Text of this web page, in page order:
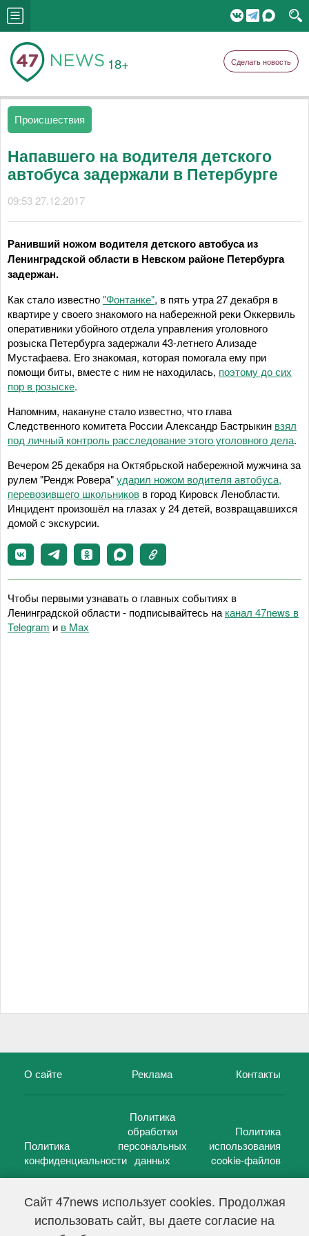
Сайт 47news использует cookies. Продолжая
использовать сайт, вы даете согласие на
18+ Сделать новость
Происшествия
Напавшего на водителя детского
автобуса задержали в Петербурге
09:53 27.12.2017
Ранивший ножом водителя детского автобуса из
Ленинградской области в Невском районе Петербурга
задержан.
Как стало известно"Фонтанке", в пять утра 27 декабря в
квартире у своего знакомого на набережной реки Оккервиль
оперативники убойного отдела управления уголовного
розыска Петербурга задержали 43-летнего Ализаде
Мустафаева. Его знакомая, которая помогала ему при
помощи биты, вместе с ним не находилась, поэтому до сих
пор в розыске.
Напомним, накануне стало известно, что глава
Следственного комитета России Александр Бастрыкин взял
под личный контроль расследование этого уголовного дела.
Вечером 25 декабря на Октябрьской набережной мужчина за
рулем "Рендж Ровера"ударил ножом водителя автобуса,
перевозившего школьников в город Кировск Ленобласти.
Инцидент произошёл на глазах у 24 детей, возвращавшихся
домой с экскурсии.
Чтобы первыми узнавать о главных событиях в
Ленинградской области - подписывайтесь на канал 47news в
Telegram и в Maх
О сайте Реклама Контакты
Политика
конфиденциальности
Политика
обработки
персональных
данных
Политика
использования
cookie-файлов
47 новостей (47 news)2005 — 2026 г.